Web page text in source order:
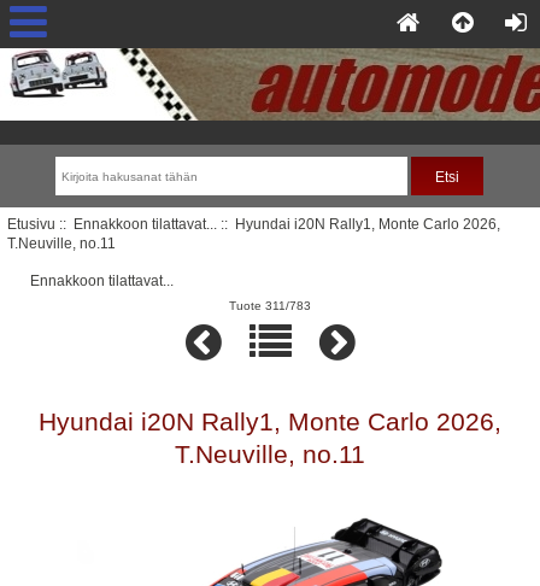
Etusivu :: Ennakkoon tilattavat...
:: Hyundai i20N Rally1, Monte Carlo 2026,
T.Neuville, no.11
Ennakkoon tilattavat...
Tuote 311/783
Hyundai i20N Rally1, Monte Carlo 2026,
T.Neuville, no.11